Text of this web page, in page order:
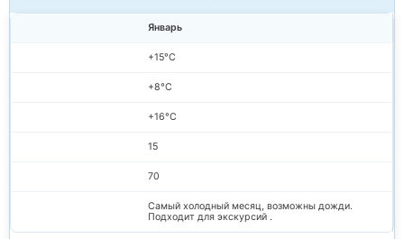
Январь
+15°C
+8°C
+16°C
15
70
Самый холодный месяц, возможны дожди.
Подходит для экскурсий .